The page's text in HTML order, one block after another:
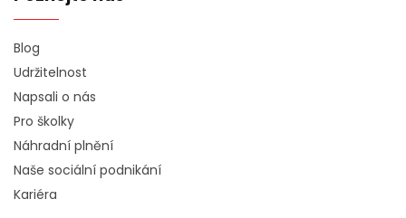
Blog
Udržitelnost
Napsali o nás
Pro školky
Náhradní plnění
Naše sociální podnikání
Kariéra